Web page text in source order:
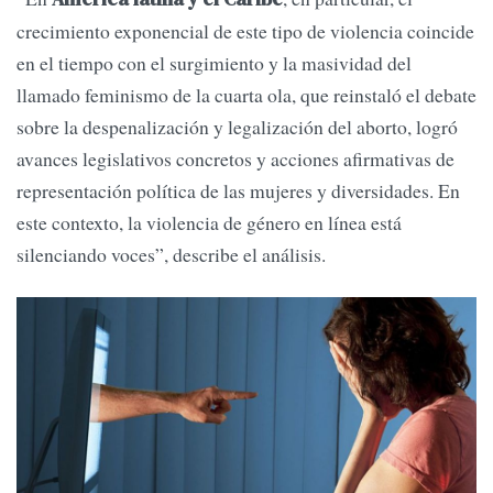
crecimiento exponencial de este tipo de violencia coincide
en el tiempo con el surgimiento y la masividad del
llamado feminismo de la cuarta ola, que reinstaló el debate
sobre la despenalización y legalización del aborto, logró
avances legislativos concretos y acciones afirmativas de
representación política de las mujeres y diversidades. En
este contexto, la violencia de género en línea está
silenciando voces”, describe el análisis.